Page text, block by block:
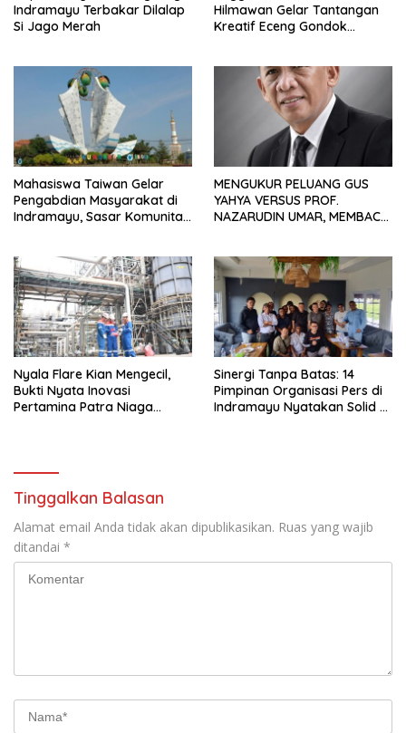
Indramayu Terbakar Dilalap
Si Jago Merah
Hilmawan Gelar Tantangan
Kreatif Eceng Gondok
Mahasiswa Taiwan Gelar
Pengabdian Masyarakat di
Indramayu, Sasar Komunitas
MENGUKUR PELUANG GUS
YAHYA VERSUS PROF.
NAZARUDIN UMAR, MEMBACA
Nyala Flare Kian Mengecil,
Bukti Nyata Inovasi
Pertamina Patra Niaga
Sinergi Tanpa Batas: 14
Pimpinan Organisasi Pers di
Indramayu Nyatakan Solid di
Tinggalkan Balasan
Alamat email Anda tidak akan dipublikasikan. Ruas yang wajib
ditandai *